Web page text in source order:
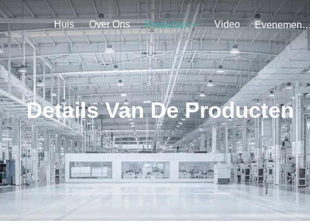
Huis Over Ons Producten Video
Details Van De Producten